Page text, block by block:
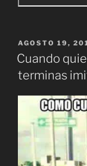
PUBLICADO
EL
AGOSTO 19,
Cuando
terminas